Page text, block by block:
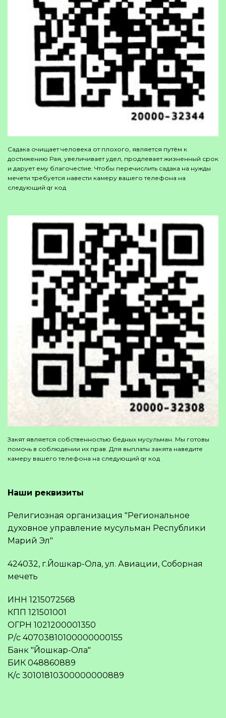
Садака очищает человека от плохого, является путём к
достижению Рая, увеличивает удел, продлевает жизненный срок
и дарует ему благочестие. Чтобы перечислить садака на нужды
мечети требуется навести камеру вашего телефона на
следующий qr код
Закят является собственностью бедных мусульман. Мы готовы
помочь в соблюдении их прав. Для выплаты закята наведите
камеру вашего телефона на следующий qr код
Наши реквизиты
Религиозная организация "Региональное
духовное управление мусульман Республики
Марий Эл"
424032, г.Йошкар-Ола, ул. Авиации, Соборная
мечеть
ИНН 1215072568
КПП 121501001
ОГРН 1021200001350
Р/с 40703810100000000155
Банк "Йошкар-Ола"
БИК 048860889
К/с 30101810300000000889